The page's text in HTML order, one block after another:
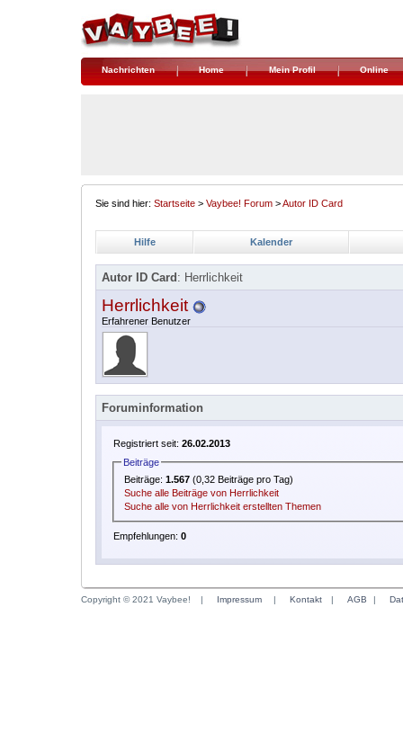
Nachrichten Home Mein Profil Online
Sie sind hier: Startseite > Vaybee! Forum >Autor ID Card
Hilfe Kalender
Autor ID Card : Herrlichkeit
Herrlichkeit
Erfahrener Benutzer
Foruminformation
Registriert seit: 26.02.2013
Beiträge
Beiträge:1.567 (0,32 Beiträge pro Tag)
Suche alle Beiträge von Herrlichkeit
Suche alle von Herrlichkeit erstellten Themen
Empfehlungen: 0
Copyright © 2021 Vaybee! | Impressum | Kontakt | AGB |